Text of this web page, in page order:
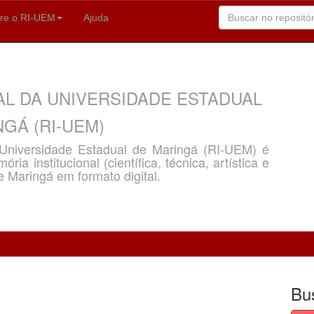
o RI-UEM Ajuda
DA UNIVERSIDADE ESTADUAL
(RI-UEM)
Estadual de Maringá (RI-UEM) é
institucional (científica, técnica, artística e
Maringá em formato digital.